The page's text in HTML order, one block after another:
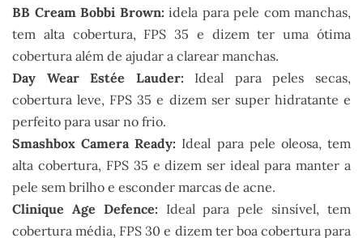
BB Cream Bobbi Brown: idela para pele com manchas,
tem alta cobertura, FPS 35 e dizem ter uma ótima
cobertura além de ajudar a clarear manchas.
Day Wear Estée Lauder: Ideal para peles secas,
cobertura leve, FPS 35 e dizem ser super hidratante e
perfeito para usar no frio.
Smashbox Camera Ready: Ideal para pele oleosa, tem
alta cobertura, FPS 35 e dizem ser ideal para manter a
pele sem brilho e esconder marcas de acne.
Clinique Age Defence: Ideal para pele sinsível, tem
cobertura média, FPS 30 e dizem ter boa cobertura para